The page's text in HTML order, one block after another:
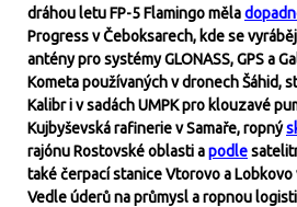
dráhou letu FP-5 Flamingo měla
Progress v Čeboksarech, kde se
antény pro systémy GLONASS, GPS a
Kometa používaných v dronech Šáhid,
Kalibr i v sadách UMPK pro klouzavé
Kujbyševská rafinerie v Samaře, ropný
rajónu Rostovské oblasti apodle
také čerpací stanice Vtorovo a
Vedle úderů na průmysl a ropnou